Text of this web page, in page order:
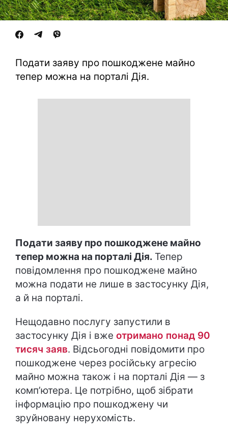
​​Подати заяву про пошкоджене майно
тепер можна на порталі Дія.
Подати заяву про пошкоджене майно
тепер можна на порталі Дія. Тепер
повідомлення про пошкоджене майно
можна подати не лише в застосунку Дія,
а й на порталі.
Нещодавно послугу запустили в
застосунку Дія і вже отримано понад 90
тисяч заяв. Відсьогодні повідомити про
пошкоджене через російську агресію
майно можна також і на порталі Дія — з
компʼютера. Це потрібно, щоб зібрати
інформацію про пошкоджену чи
зруйновану нерухомість.